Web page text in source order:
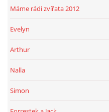
Máme rádi zvířata 2012
Evelyn
Arthur
Nalla
Simon